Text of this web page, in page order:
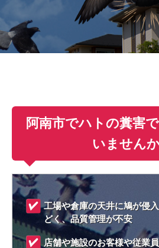
阿南市でハトの糞害
いません
工場や倉庫の天井に鳩が侵
どく、品質管理が不安
店舗や施設のお客様や従業